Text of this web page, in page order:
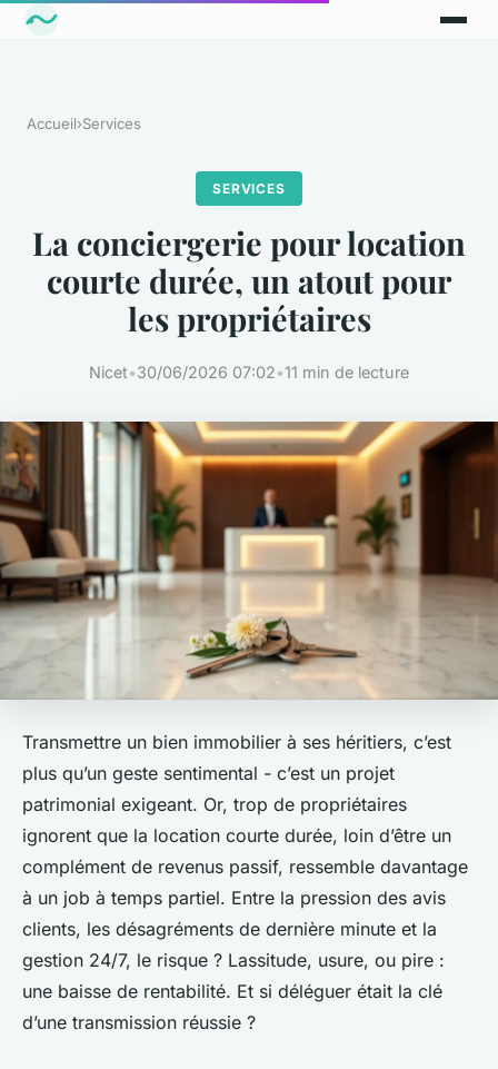
Accueil›Services
SERVICES
La conciergerie pour location
courte durée, un atout pour
les propriétaires
Nicet•30/06/2026 07:02•11 min de lecture
Transmettre un bien immobilier à ses héritiers, c’est
plus qu’un geste sentimental - c’est un projet
patrimonial exigeant. Or, trop de propriétaires
ignorent que la location courte durée, loin d’être un
complément de revenus passif, ressemble davantage
à un job à temps partiel. Entre la pression des avis
clients, les désagréments de dernière minute et la
gestion 24/7, le risque ? Lassitude, usure, ou pire :
une baisse de rentabilité. Et si déléguer était la clé
d’une transmission réussie ?